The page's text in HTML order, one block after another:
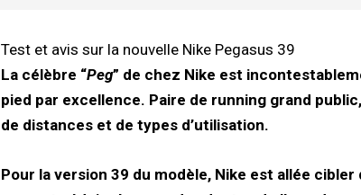
Test et avis sur la nouvelle Nike Pegasus 39
La célèbre “Peg” de chez Nike est
pied par excellence. Paire de running grand
de distances et de types d’utilisation.
Pour la version 39 du modèle, Nike est allée